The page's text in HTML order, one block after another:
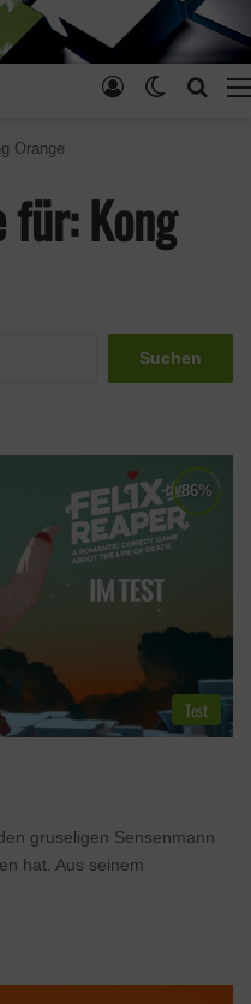
Skin
Anmelden
Orange
für:Kong
n
a
c
:
Test
gruseligen Sensenmann
hat. Aus seinem